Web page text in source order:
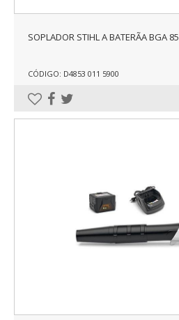
SOPLADOR STIHL A BATERÃA BGA 85
CÓDIGO: D4853 011 5900